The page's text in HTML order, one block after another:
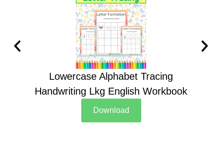
Lowercase Alphabet Tracing
Handwriting Lkg English Workbook
Download